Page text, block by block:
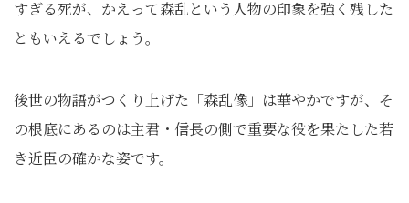
すぎる死が、かえって森乱という人物の印象を強く残した
ともいえるでしょう。
後世の物語がつくり上げた「森乱像」は華やかですが、そ
の根底にあるのは主君・信長の側で重要な役を果たした若
き近臣の確かな姿です。